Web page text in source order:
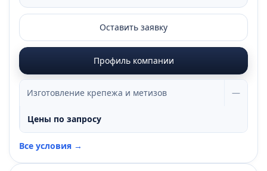
Оставить заявку
Профиль компании
Изготовление крепежа и метизов —
Цены по запросу
Все условия →